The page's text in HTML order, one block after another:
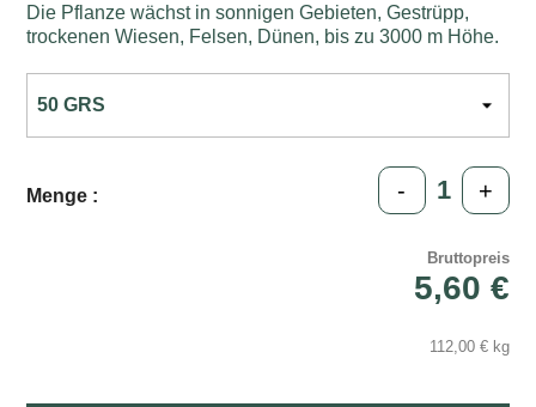
Die Pflanze wächst in sonnigen Gebieten, Gestrüpp,
trockenen Wiesen, Felsen, Dünen, bis zu 3000 m Höhe.
Menge : - +
Bruttopreis
5,60 €
112,00 € kg